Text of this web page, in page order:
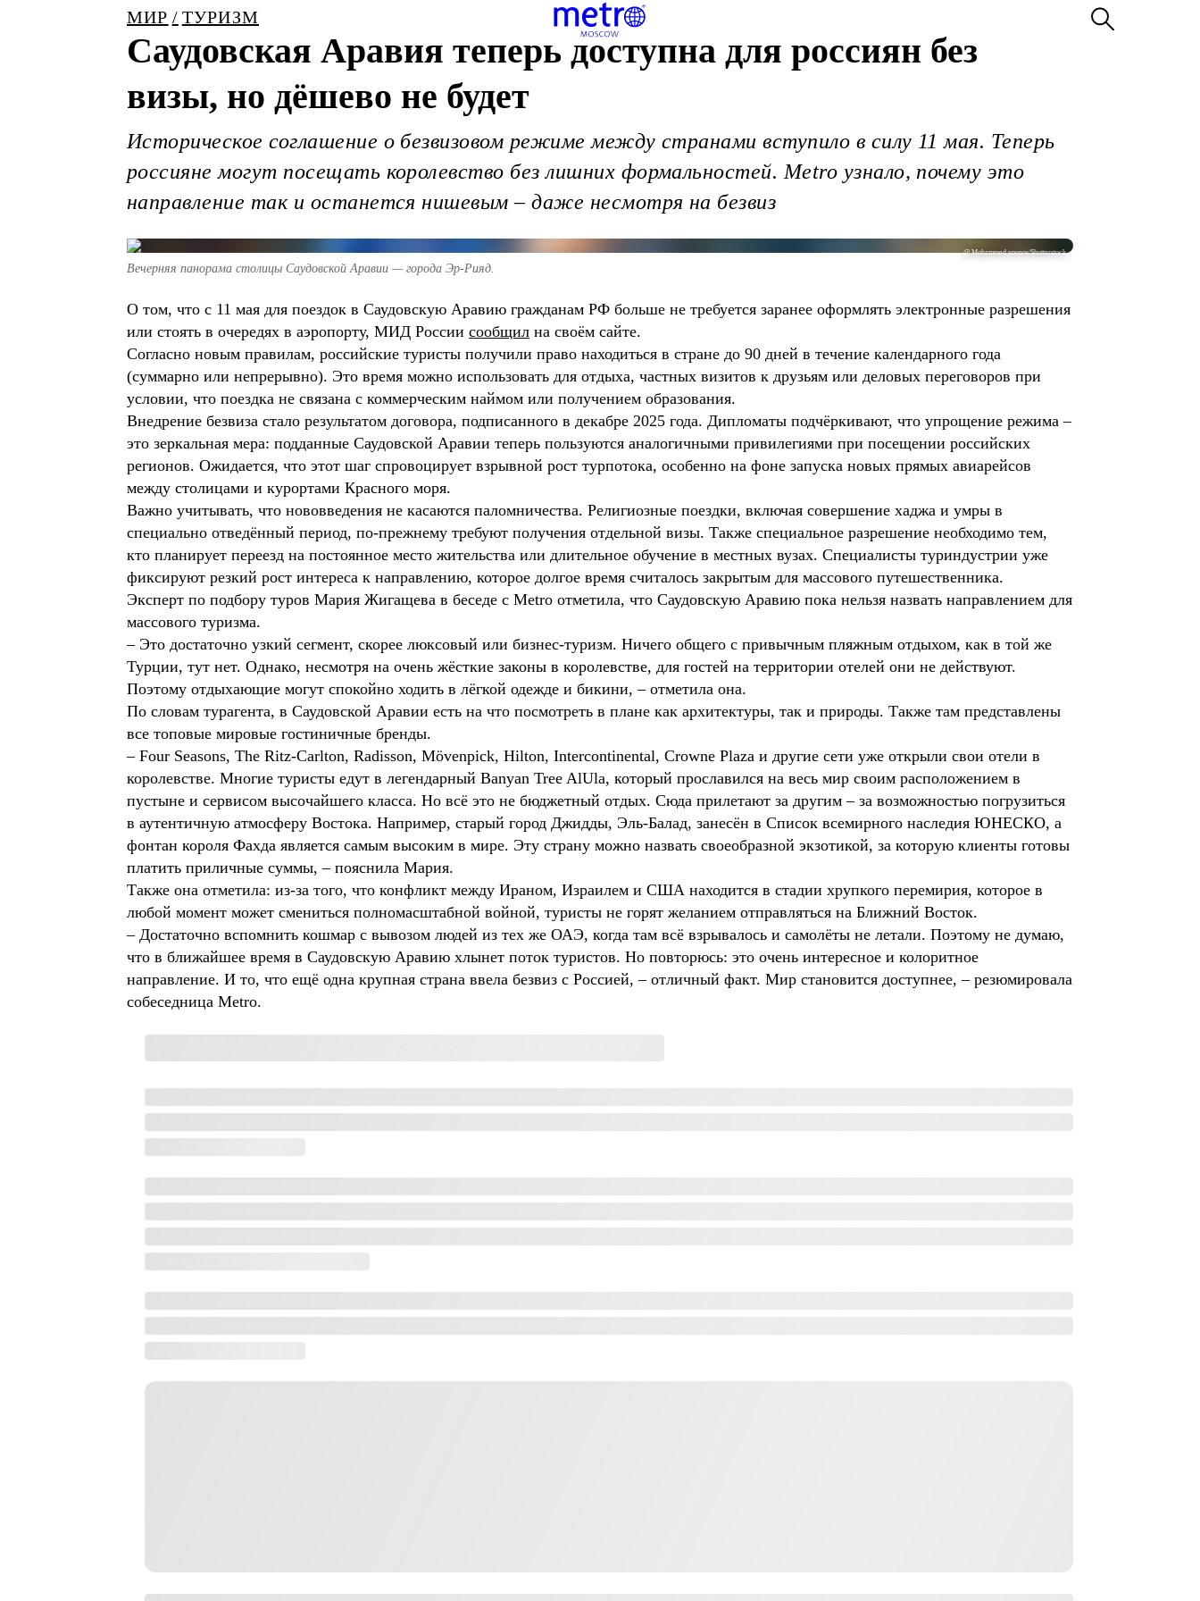
МИР ТУРИЗМ
Саудовская Аравия теперь доступна для россиян без
визы, но дёшево не будет
Историческое соглашение о безвизовом режиме между странами вступило в силу 11 мая. Теперь
россияне могут посещать королевство без лишних формальностей. Metro узнало, почему это
направление так и останется нишевым – даже несмотря на безвиз
@ Mohammed younos/Shutterstock
Вечерняя панорама столицы Саудовской Аравии — города Эр-Рияд.
О том, что с 11 мая для поездок в Саудовскую Аравию гражданам РФ больше не требуется заранее оформлять электронные разрешения
или стоять в очередях в аэропорту, МИД России сообщил на cвоём сайте.
Согласно новым правилам, российские туристы получили право находиться в стране до 90 дней в течение календарного года
(суммарно или непрерывно). Это время можно использовать для отдыха, частных визитов к друзьям или деловых переговоров при
условии, что поездка не связана с коммерческим наймом или получением образования.
Внедрение безвиза стало результатом договора, подписанного в декабре 2025 года. Дипломаты подчёркивают, что упрощение режима –
это зеркальная мера: подданные Саудовской Аравии теперь пользуются аналогичными привилегиями при посещении российских
регионов. Ожидается, что этот шаг спровоцирует взрывной рост турпотока, особенно на фоне запуска новых прямых авиарейсов
между столицами и курортами Красного моря.
Важно учитывать, что нововведения не касаются паломничества. Религиозные поездки, включая совершение хаджа и умры в
специально отведённый период, по-прежнему требуют получения отдельной визы. Также специальное разрешение необходимо тем,
кто планирует переезд на постоянное место жительства или длительное обучение в местных вузах. Специалисты туриндустрии уже
фиксируют резкий рост интереса к направлению, которое долгое время считалось закрытым для массового путешественника.
Эксперт по подбору туров Мария Жигащева в беседе с Metro отметила, что Саудовскую Аравию пока нельзя назвать направлением для
массового туризма.
– Это достаточно узкий сегмент, скорее люксовый или бизнес-туризм. Ничего общего с привычным пляжным отдыхом, как в той же
Турции, тут нет. Однако, несмотря на очень жёсткие законы в королевстве, для гостей на территории отелей они не действуют.
Поэтому отдыхающие могут спокойно ходить в лёгкой одежде и бикини, – отметила она.
По словам турагента, в Саудовской Аравии есть на что посмотреть в плане как архитектуры, так и природы. Также там представлены
все топовые мировые гостиничные бренды.
– Four Seasons, The Ritz-Carlton, Radisson, Mövenpick, Hilton, Intercontinental, Crowne Plaza и другие сети уже открыли свои отели в
королевстве. Многие туристы едут в легендарный Banyan Tree AlUla, который прославился на весь мир своим расположением в
пустыне и сервисом высочайшего класса. Но всё это не бюджетный отдых. Сюда прилетают за другим – за возможностью погрузиться
в аутентичную атмосферу Востока. Например, старый город Джидды, Эль-Балад, занесён в Список всемирного наследия ЮНЕСКО, а
фонтан короля Фахда является самым высоким в мире. Эту страну можно назвать своеобразной экзотикой, за которую клиенты готовы
платить приличные суммы, – пояснила Мария.
Также она отметила: из-за того, что конфликт между Ираном, Израилем и США находится в стадии хрупкого перемирия, которое в
любой момент может смениться полномасштабной войной, туристы не горят желанием отправляться на Ближний Восток.
– Достаточно вспомнить кошмар с вывозом людей из тех же ОАЭ, когда там всё взрывалось и самолёты не летали. Поэтому не думаю,
что в ближайшее время в Саудовскую Аравию хлынет поток туристов. Но повторюсь: это очень интересное и колоритное
направление. И то, что ещё одна крупная страна ввела безвиз с Россией, – отличный факт. Мир становится доступнее, – резюмировала
собеседница Metro.